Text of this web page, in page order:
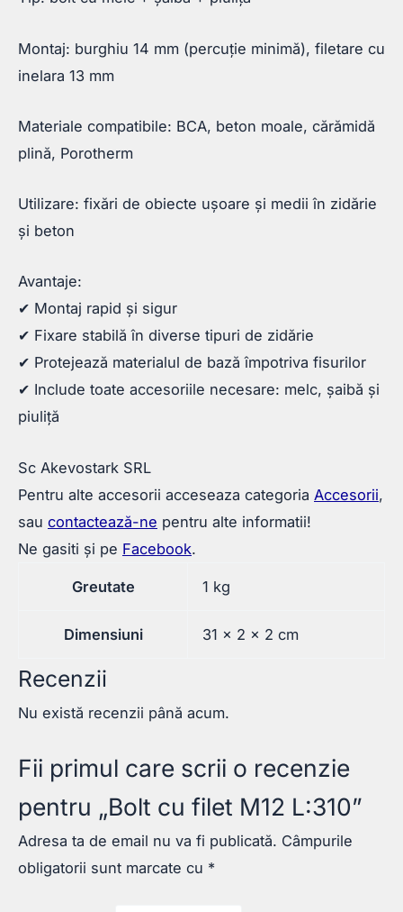
Montaj: burghiu 14 mm (percuție minimă), filetare cu
inelara 13 mm
Materiale compatibile: BCA, beton moale, cărămidă
plină, Porotherm
Utilizare: fixări de obiecte ușoare și medii în zidărie
și beton
Avantaje:
✔ Montaj rapid și sigur
✔ Fixare stabilă în diverse tipuri de zidărie
✔ Protejează materialul de bază împotriva fisurilor
✔ Include toate accesoriile necesare: melc, șaibă și
piuliță
Sc Akevostark SRL
Pentru alte accesorii acceseaza categoria Accesorii,
sau contactează-ne pentru alte informatii!
Ne gasiti și pe Facebook.
Greutate 1 kg
Dimensiuni 31 × 2 × 2 cm
Recenzii
Nu există recenzii până acum.
Fii primul care scrii o recenzie
pentru „Bolt cu filet M12 L:310”
Adresa ta de email nu va fi publicată. Câmpurile
obligatorii sunt marcate cu *